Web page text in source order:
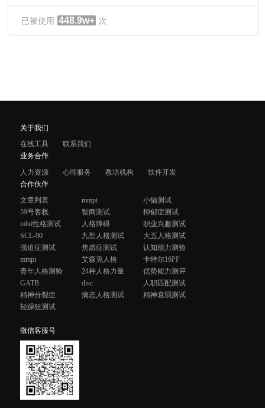
已被使用 448.9w+ 次
关于我们
在线工具
联系我们
业务合作
人力资源
心理服务 教培机构
软件开发
合作伙伴
文章列表
mmpi
小猫测试
59号客栈
智商测试
抑郁症测试
mbti性格测试
人格障碍
职业兴趣测试
SCL-90
九型人格测试
大五人格测试
强迫症测试
焦虑症测试
认知能力测验
mmpi
艾森克人格
卡特尔16PF
青年人格测验
24种人格力量
优势能力测评
GATB
disc
人职匹配测试
精神分裂症
病态人格测试
精神衰弱测试
轻躁狂测试
微信客服号